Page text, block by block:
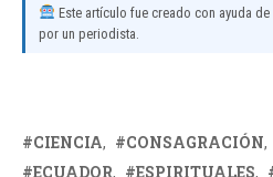
Este artículo fue creado con ayuda
por un periodista.
CIENCIA CONSAGRACIÓN
ECUADOR
ESPIRITUALES